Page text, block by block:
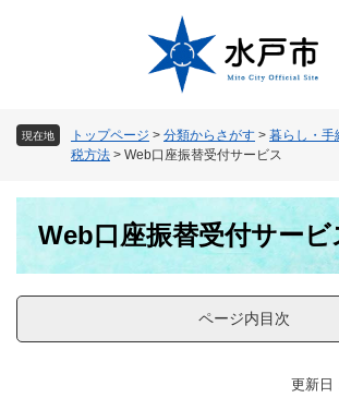
現在地 トップページ > 分類からさがす > 暮らし・手
税方法 > Web口座振替受付サービス
Web口座振替受付サービ
ページ内目次
更新日